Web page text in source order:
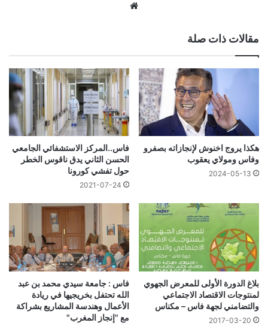
مقالات ذات صلة
هكذا يروج اخنوش لإنجازاته بصفرو
وفاس ومولاي يعقوب
2024-05-13
فاس..المركز الاستشفائي الجامعي
الحسن الثاني يدق ناقوس الخطر
حول تفشي كورونا
2021-07-24
بلاغ الدورة الأولى للمعرض الجهوي
لمنتوجات الاقتصاد الاجتماعي
والتضامني لجهة فاس – مكناس
2017-03-20
فاس : جامعة سيدي محمد بن عبد
الله تحتفل بخريجيها في ريادة
الأعمال وهندسة المشاريع بشراكة
مع "إنجاز المغرب"